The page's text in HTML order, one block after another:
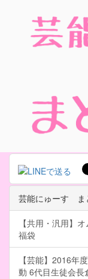
芸能にゅーす ま
【共用・汎用】
福袋
【芸能】2016年
動 6代目生徒会長